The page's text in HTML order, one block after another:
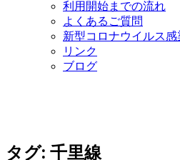
利用開始までの流れ
よくあるご質問
新型コロナウイルス
リンク
ブログ
タグ: 千里線